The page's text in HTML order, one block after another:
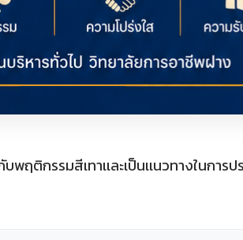
ติกรรมสีเทาเเละเป็นเเนวทางในกา